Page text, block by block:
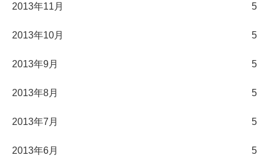
2013年11月 5
2013年10月 5
2013年9月 5
2013年8月 5
2013年7月 5
2013年6月 5